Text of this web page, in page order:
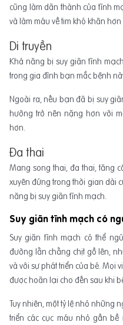
cũng làm dãn thành của tĩnh
và làm máu về tim khó khăn hơn
Di truyền
Khả năng bị suy giãn tĩnh
trong gia đình bạn mắc bệnh
Ngoài ra, nếu bạn đã bị suy
hướng trở nên nặng hơn với
hơn.
Đa thai
Mang song thai, đa thai, tăng
xuyên đứng trong thời gian dài
năng bị suy giãn tĩnh mạch.
Suy giãn tĩnh mạch có
Suy giãn tĩnh mạch có thể
đường lằn chằng chịt gồ lên,
và với sự phát triển của bé. Mọi
được hoãn lại cho đến sau khi
Tuy nhiên, một tỷ lệ nhỏ những
triển các cục máu nhỏ gần